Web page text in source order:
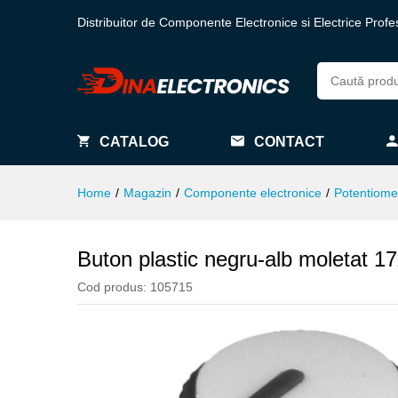
Distribuitor de Componente Electronice si Electrice
CATALOG CONTACT
Home / Magazin / Componente electronice /
Buton plastic negru-alb moletat
Cod produs: 105715